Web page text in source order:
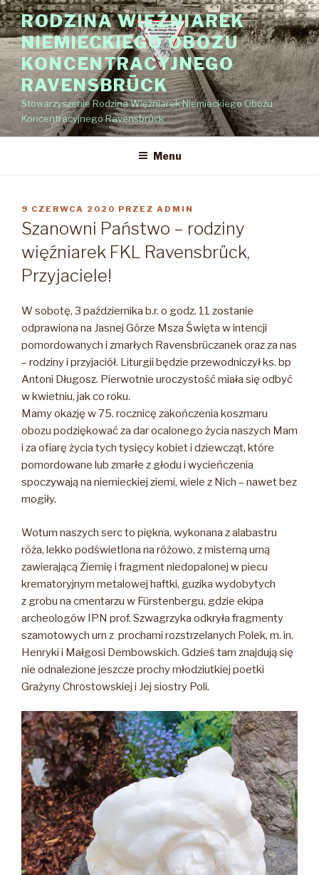
Przejdź
do
treści
RODZINA WIĘŹNIAREK
NIEMIECKIEGO OBOZU
KONCENTRACYJNEGO
RAVENSBRÜCK
Stowarzyszenie Rodzina Więźniarek Niemieckiego Obozu
Koncentracyjnego Ravensbrück
Menu
OPUBLIKOWANE
W
9 CZERWCA 2020 PRZEZ ADMIN
Szanowni Państwo – rodziny
więźniarek FKL Ravensbrück,
Przyjaciele!
W sobotę, 3 października b.r. o godz. 11 zostanie
odprawiona na Jasnej Górze Msza Święta w intencji
pomordowanych i zmarłych Ravensbrüczanek oraz za nas
– rodziny i przyjaciół. Liturgii będzie przewodniczył ks. bp
Antoni Długosz. Pierwotnie uroczystość miała się odbyć
w kwietniu, jak co roku.
Mamy okazję w 75. rocznicę zakończenia koszmaru
obozu podziękować za dar ocalonego życia naszych Mam
i za ofiarę życia tych tysięcy kobiet i dziewcząt, które
pomordowane lub zmarłe z głodu i wycieńczenia
spoczywają na niemieckiej ziemi, wiele z Nich – nawet bez
mogiły.
Wotum naszych serc to piękna, wykonana z alabastru
róża, lekko podświetlona na różowo, z misterną urną
zawierającą Ziemię i fragment niedopalonej w piecu
krematoryjnym metalowej haftki, guzika wydobytych
z grobu na cmentarzu w Fürstenbergu, gdzie ekipa
archeologów IPN prof. Szwagrzyka odkryła fragmenty
szamotowych urn z prochami rozstrzelanych Polek, m. in.
Henryki i Małgosi Dembowskich. Gdzieś tam znajdują się
nie odnalezione jeszcze prochy młodziutkiej poetki
Grażyny Chrostowskiej i Jej siostry Poli.